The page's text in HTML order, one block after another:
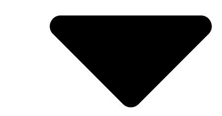
info@afdelingdierplagen.nl